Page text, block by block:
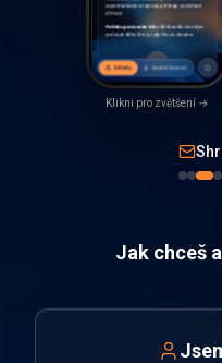
Klikni pro zvětšení →
Jak chceš